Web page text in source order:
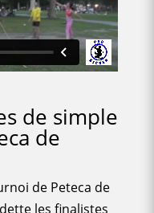
de simple
de
de Peteca de
les finalistes